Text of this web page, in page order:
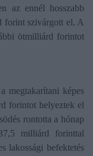
az ennél hosszabb
forint szivárgott el. A
ötmilliárd forintot
megtakarítani képes
forintot helyeztek el
rontotta a hónap
milliárd forinttal
lakossági befektetés